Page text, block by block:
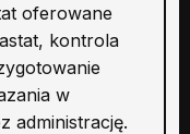
oferowane
kontrola
w
administrację.